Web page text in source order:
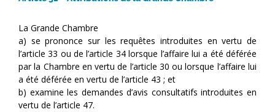
La Grande Chambre
a) se prononce sur les requêtes introduites en vertu de
l’article 33 ou de l’article 34 lorsque l’affaire lui a été déférée
par la Chambre en vertu de l’article 30 ou lorsque l’affaire lui
a été déférée en vertu de l’article 43 ; et
b) examine les demandes d’avis consultatifs introduites en
vertu de l’article 47.